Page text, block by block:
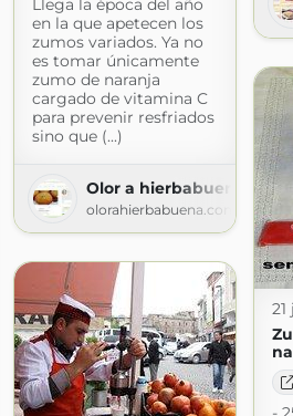
Llega la época del año
en la que apetecen los
zumos variados. Ya no
es tomar únicamente
zumo de naranja
cargado de vitamina C
para prevenir resfriados
sino que (...)
Olor a hierbabuena
olorahierbabuena.com